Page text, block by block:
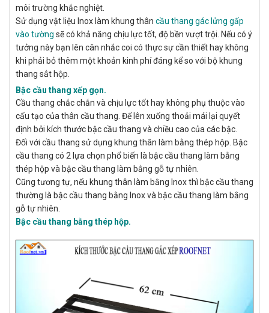
môi trường khắc nghiệt.
Sử dụng vật liệu Inox làm khung thân cầu thang gác lửng gấp
vào tường sẽ có khả năng chịu lực tốt, độ bền vượt trội. Nếu có ý
tưởng này bạn lên cân nhắc coi có thực sự cần thiết hay không
khi phải bỏ thêm một khoản kinh phí đáng kể so với bộ khung
thang sắt hộp.
Bậc cầu thang xếp gọn.
Cầu thang chắc chắn và chịu lực tốt hay không phụ thuộc vào
cấu tạo của thân cầu thang. Để lên xuống thoải mái lại quyết
định bởi kích thước bậc cầu thang và chiều cao của các bậc.
Đối với cầu thang sử dụng khung thân làm bằng thép hộp. Bậc
cầu thang có 2 lựa chọn phổ biến là bậc cầu thang làm bằng
thép hộp và bậc cầu thang làm bằng gỗ tự nhiên.
Cũng tương tự, nếu khung thân làm bằng Inox thì bậc cầu thang
thường là bậc cầu thang bằng Inox và bậc cầu thang làm bằng
gỗ tự nhiên.
Bậc cầu thang bằng thép hộp.